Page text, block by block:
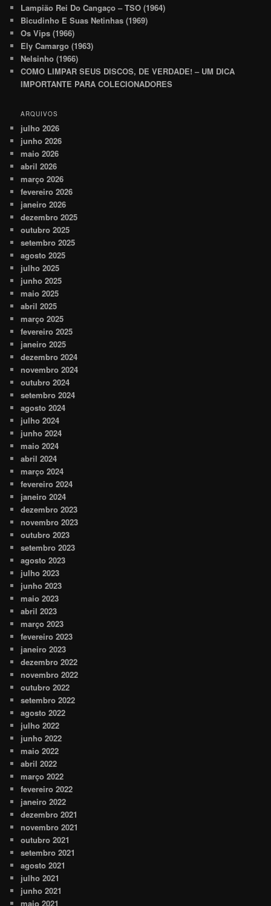
Lampião Rei Do Cangaço – TSO (1964)
Bicudinho E Suas Netinhas (1969)
Os Vips (1966)
Ely Camargo (1963)
Nelsinho (1966)
COMO LIMPAR SEUS DISCOS, DE VERDADE! – UM DICA
IMPORTANTE PARA COLECIONADORES
ARQUIVOS
julho 2026
junho 2026
maio 2026
abril 2026
março 2026
fevereiro 2026
janeiro 2026
dezembro 2025
outubro 2025
setembro 2025
agosto 2025
julho 2025
junho 2025
maio 2025
abril 2025
março 2025
fevereiro 2025
janeiro 2025
dezembro 2024
novembro 2024
outubro 2024
setembro 2024
agosto 2024
julho 2024
junho 2024
maio 2024
abril 2024
março 2024
fevereiro 2024
janeiro 2024
dezembro 2023
novembro 2023
outubro 2023
setembro 2023
agosto 2023
julho 2023
junho 2023
maio 2023
abril 2023
março 2023
fevereiro 2023
janeiro 2023
dezembro 2022
novembro 2022
outubro 2022
setembro 2022
agosto 2022
julho 2022
junho 2022
maio 2022
abril 2022
março 2022
fevereiro 2022
janeiro 2022
dezembro 2021
novembro 2021
outubro 2021
setembro 2021
agosto 2021
julho 2021
junho 2021
maio 2021